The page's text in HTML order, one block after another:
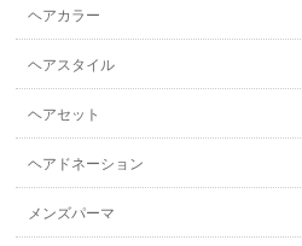
ヘアカラー
ヘアスタイル
ヘアセット
ヘアドネーション
メンズパーマ